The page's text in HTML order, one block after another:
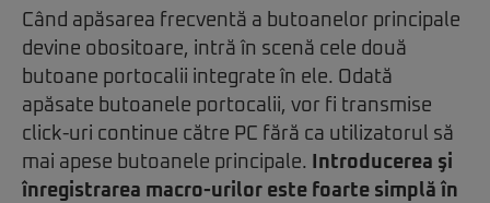
Când apăsarea frecventă a butoanelor principale
devine obositoare, intră în scenă cele două
butoane portocalii integrate în ele. Odată
apăsate butoanele portocalii, vor fi transmise
click-uri continue către PC fără ca utilizatorul să
mai apese butoanele principale.
Introducerea şi
înregistrarea macro-urilor este foarte simplă în